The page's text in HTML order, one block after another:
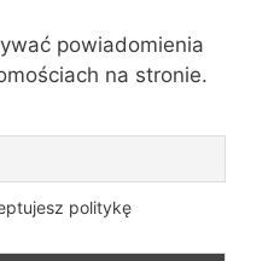
powiadomienia
na stronie.
politykę